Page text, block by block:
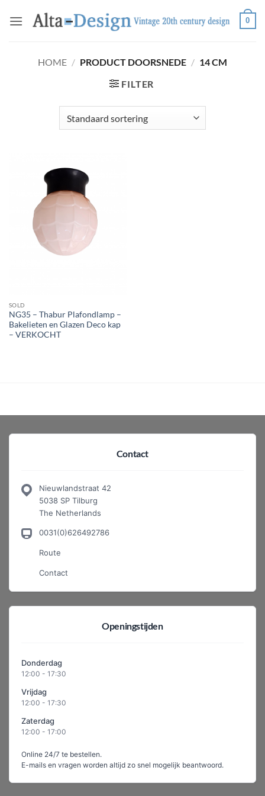
naar
0
HOME / PRODUCT DOORSNEDE / 14 CM
FILTER
SOLD
NG35 – Thabur Plafondlamp –
Bakelieten en Glazen Deco kap
– VERKOCHT
Contact
Nieuwlandstraat 42
5038 SP Tilburg
The Netherlands
0031(0)626492786
Route
Contact
Openingstijden
Donderdag
12:00 - 17:30
Vrijdag
12:00 - 17:30
Zaterdag
12:00 - 17:00
Online 24/7 te bestellen.
E-mails en vragen worden altijd zo snel mogelijk beantwoord.